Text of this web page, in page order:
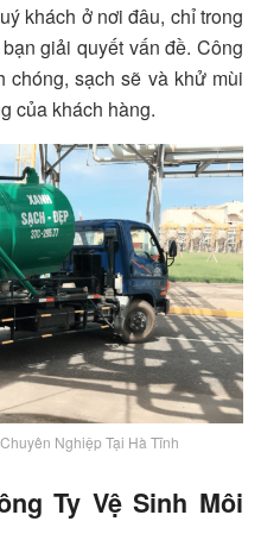
khách ở nơi đâu, chỉ trong
giải quyết vấn đề. Công
chóng, sạch sẽ và khử mùi
của khách hàng.
Nghiệp Tại Hà Tĩnh
Ty Vệ Sinh Môi